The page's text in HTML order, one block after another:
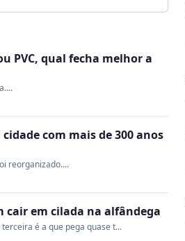
PVC, qual fecha melhor a
com mais de 300 anos
reorganizado....
cair em cilada na alfândega
é a que pega quase t...